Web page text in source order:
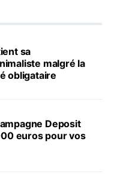
sa
malgré la
obligataire
Deposit
euros pour vos